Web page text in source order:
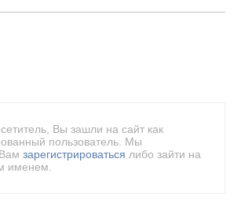
Вы зашли на сайт как
пользователь. Мы
зарегистрироваться либо зайти на
именем.